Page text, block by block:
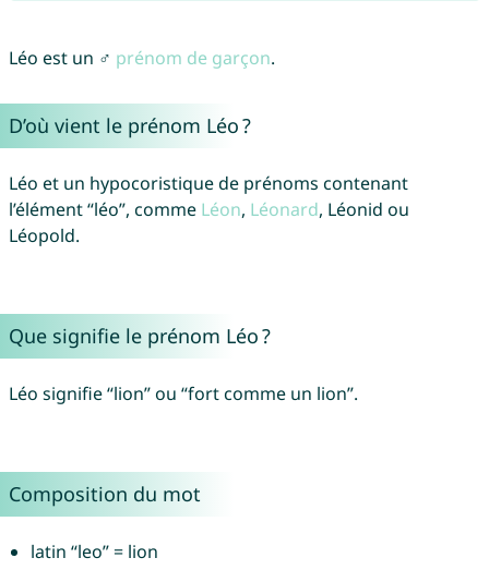
Léo est un ♂ prénom de garçon.
D’où vient le prénom Léo ?
Léo et un hypocoristique de prénoms contenant
l’élément “léo”, comme Léon, Léonard, Léonid ou
Léopold.
Que signifie le prénom Léo ?
Léo signifie “lion” ou “fort comme un lion”.
Composition du mot
latin “leo” = lion